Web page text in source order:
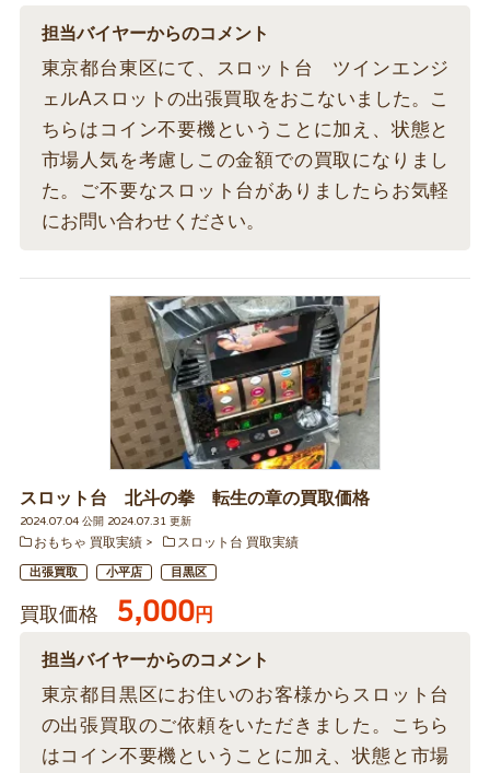
担当バイヤーからのコメント
東京都台東区にて、スロット台 ツインエンジ
ェルAスロットの出張買取をおこないました。こ
ちらはコイン不要機ということに加え、状態と
市場人気を考慮しこの金額での買取になりまし
た。ご不要なスロット台がありましたらお気軽
にお問い合わせください。
スロット台 北斗の拳 転生の章の買取価格
2024.07.04 公開 2024.07.31 更新
おもちゃ 買取実績
スロット台 買取実績
出張買取 小平店 目黒区
買取価格 5,000円
担当バイヤーからのコメント
東京都目黒区にお住いのお客様からスロット台
の出張買取のご依頼をいただきました。こちら
はコイン不要機ということに加え、状態と市場